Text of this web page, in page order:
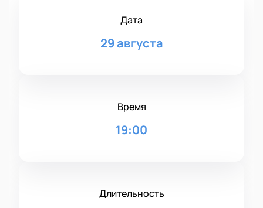
Дата
29 августа
Время
19:00
Длительность